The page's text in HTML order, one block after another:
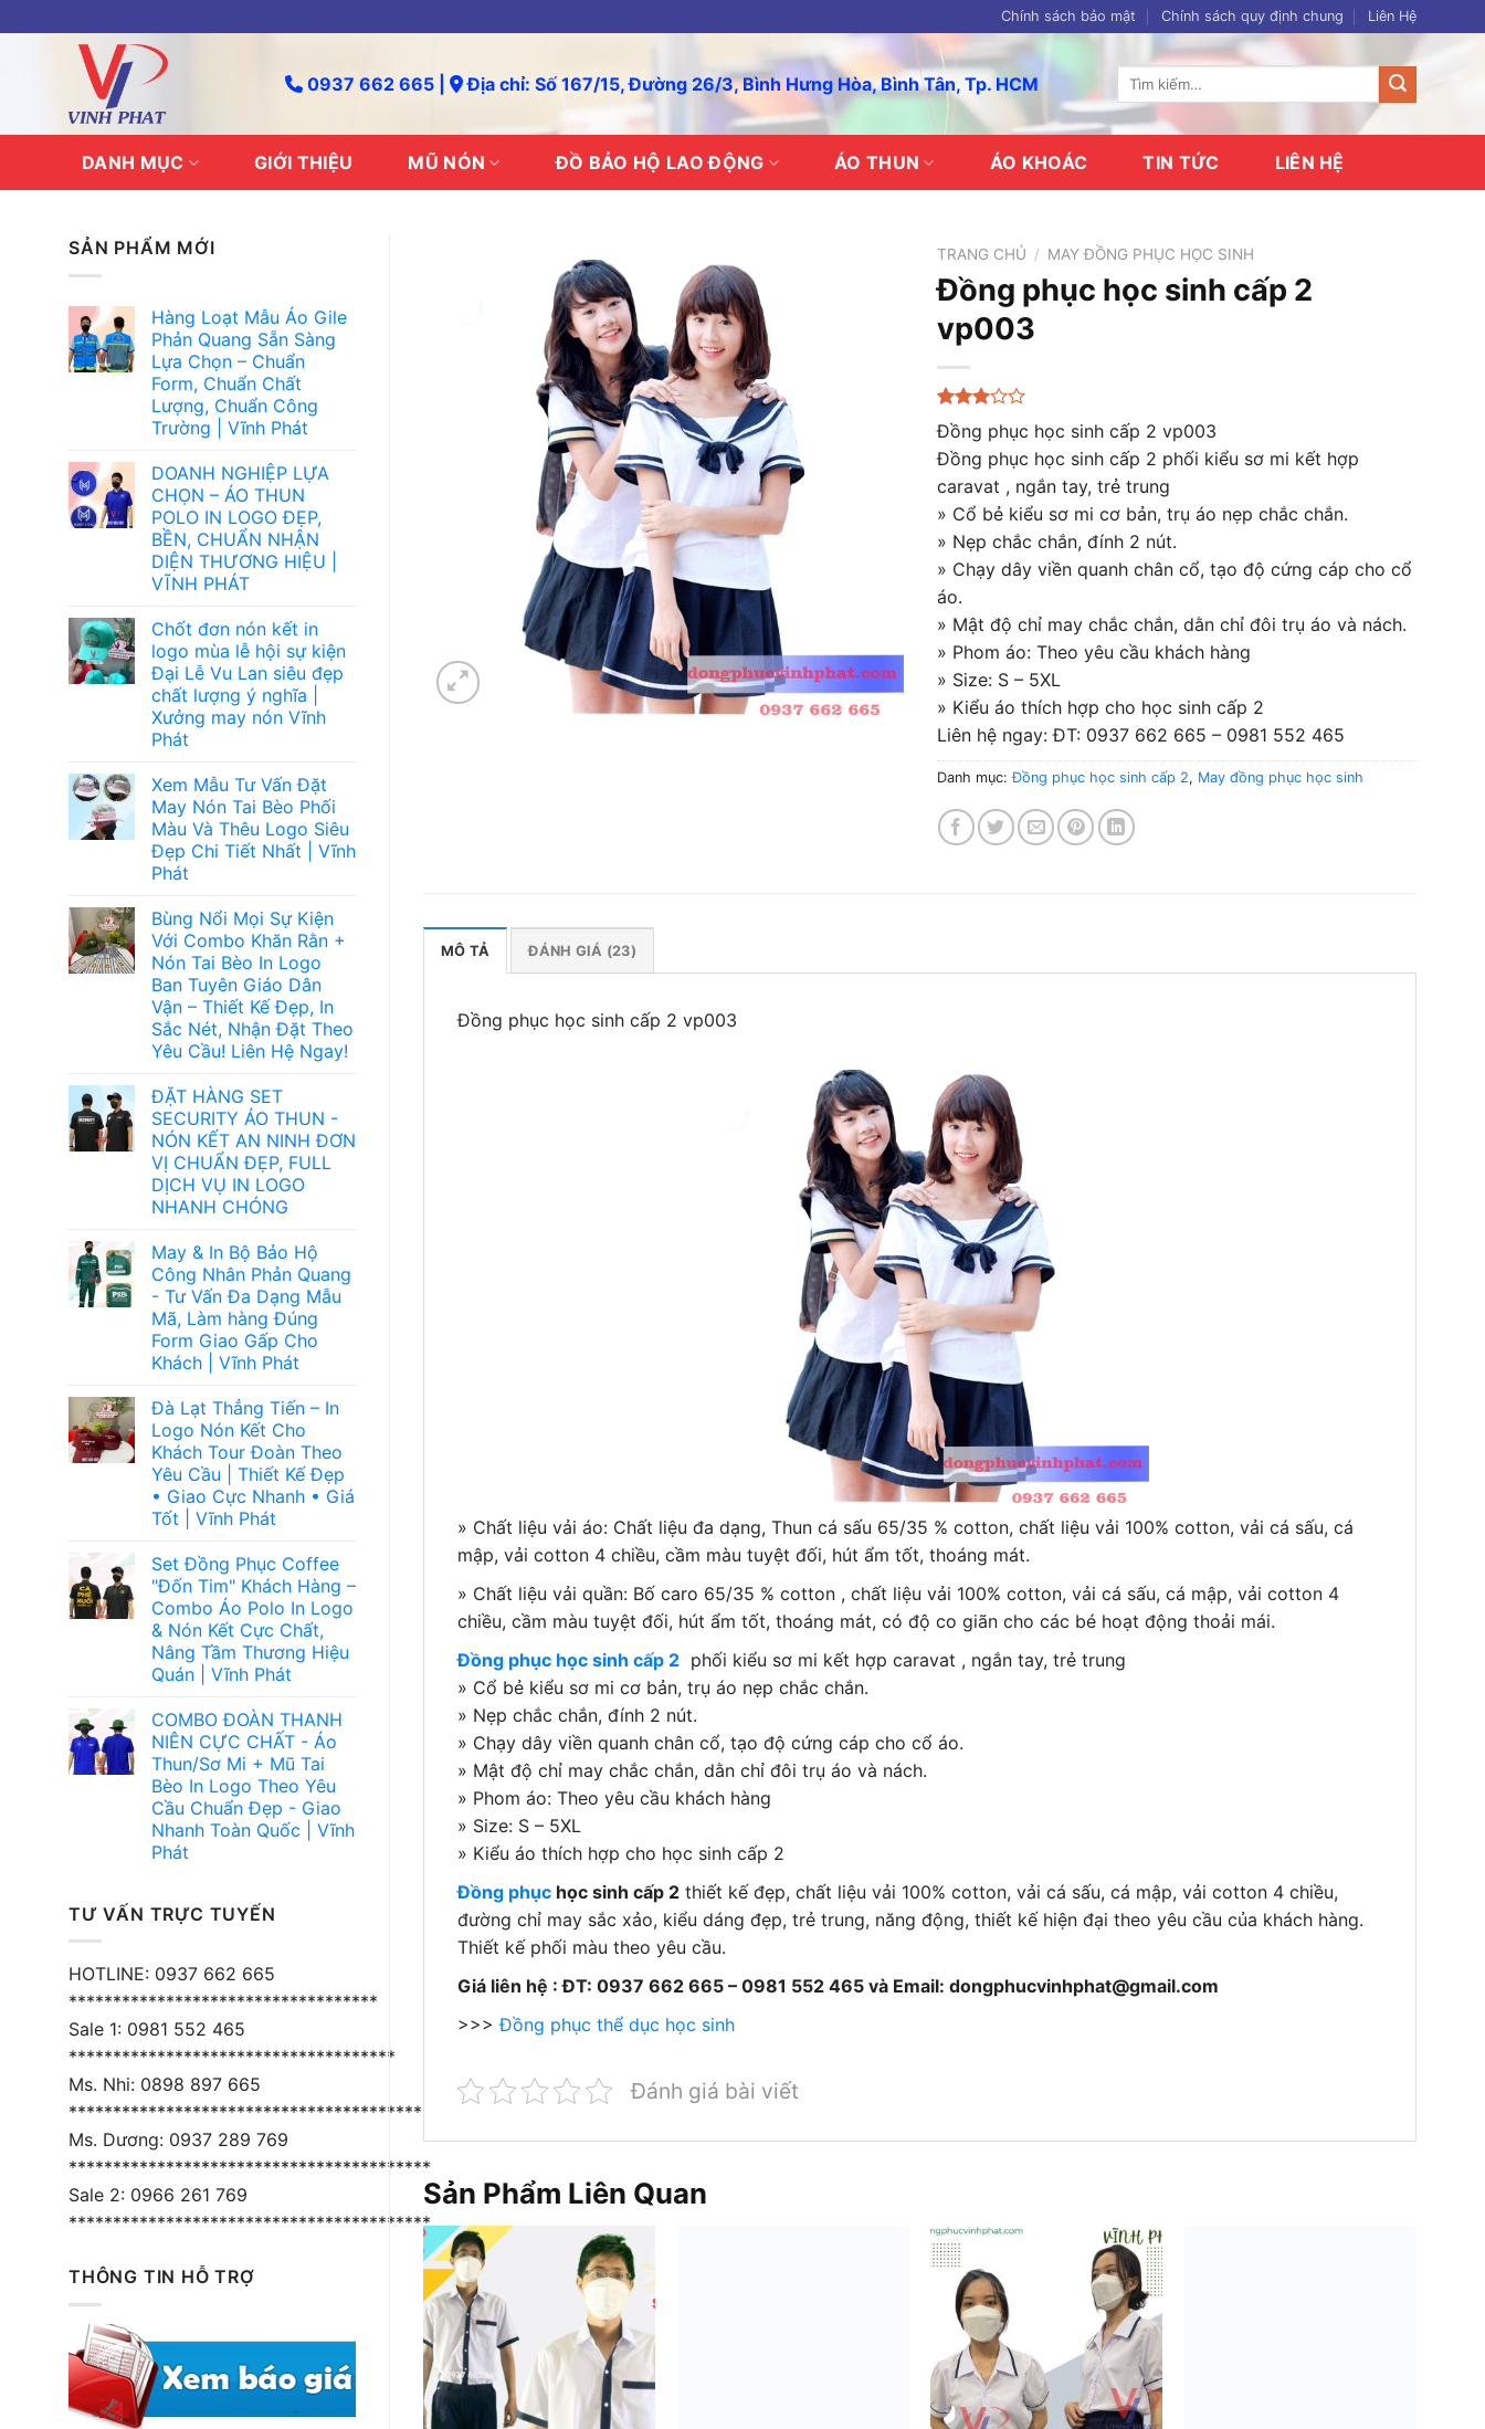
to
Chính sách bảo mật Chính sách quy định chung Liên Hệ
0937 662 665 | Địa chỉ: Số 167/15, Đường 26/3, Bình Hưng Hòa, Bình Tân, Tp. HCM
Tìm
DANH MỤC GIỚI THIỆU MŨ NÓN ĐỒ BẢO HỘ LAO ĐỘNG ÁO THUN ÁO KHOÁC TIN TỨC LIÊN HỆ
SẢN PHẨM MỚI
Hàng Loạt Mẫu Áo Gile
Phản Quang Sẵn Sàng
Lựa Chọn – Chuẩn
Form, Chuẩn Chất
Lượng, Chuẩn Công
Trường | Vĩnh Phát
DOANH NGHIỆP LỰA
CHỌN – ÁO THUN
POLO IN LOGO ĐẸP,
BỀN, CHUẨN NHẬN
DIỆN THƯƠNG HIỆU |
VĨNH PHÁT
Chốt đơn nón kết in
logo mùa lễ hội sự kiện
Đại Lễ Vu Lan siêu đẹp
chất lượng ý nghĩa |
Xưởng may nón Vĩnh
Phát
Xem Mẫu Tư Vấn Đặt
May Nón Tai Bèo Phối
Màu Và Thêu Logo Siêu
Đẹp Chi Tiết Nhất | Vĩnh
Phát
Bùng Nổi Mọi Sự Kiện
Với Combo Khăn Rằn +
Nón Tai Bèo In Logo
Ban Tuyên Giáo Dân
Vận – Thiết Kế Đẹp, In
Sắc Nét, Nhận Đặt Theo
Yêu Cầu! Liên Hệ Ngay!
ĐẶT HÀNG SET
SECURITY ÁO THUN -
NÓN KẾT AN NINH ĐƠN
VỊ CHUẨN ĐẸP, FULL
DỊCH VỤ IN LOGO
NHANH CHÓNG
May & In Bộ Bảo Hộ
Công Nhân Phản Quang
- Tư Vấn Đa Dạng Mẫu
Mã, Làm hàng Đúng
Form Giao Gấp Cho
Khách | Vĩnh Phát
Đà Lạt Thẳng Tiến – In
Logo Nón Kết Cho
Khách Tour Đoàn Theo
Yêu Cầu | Thiết Kế Đẹp
• Giao Cực Nhanh • Giá
Tốt | Vĩnh Phát
Set Đồng Phục Coffee
"Đốn Tim" Khách Hàng –
Combo Áo Polo In Logo
& Nón Kết Cực Chất,
Nâng Tầm Thương Hiệu
Quán | Vĩnh Phát
COMBO ĐOÀN THANH
NIÊN CỰC CHẤT - Áo
Thun/Sơ Mi + Mũ Tai
Bèo In Logo Theo Yêu
Cầu Chuẩn Đẹp - Giao
Nhanh Toàn Quốc | Vĩnh
Phát
TƯ VẤN TRỰC TUYẾN
HOTLINE: 0937 662 665
***********************************
Sale 1: 0981 552 465
*************************************
Ms. Nhi: 0898 897 665
****************************************
Ms. Dương: 0937 289 769
*****************************************
Sale 2: 0966 261 769
*****************************************
THÔNG TIN HỖ TRỢ
TRANG CHỦ / MAY ĐỒNG PHỤC HỌC SINH
Đồng phục học sinh cấp 2
vp003
2.91
trên 5
dựa
23
đánh
giá
Đồng phục học sinh cấp 2 vp003
Đồng phục học sinh cấp 2 phối kiểu sơ mi kết hợp
caravat , ngắn tay, trẻ trung
» Cổ bẻ kiểu sơ mi cơ bản, trụ áo nẹp chắc chắn.
» Nẹp chắc chắn, đính 2 nút.
» Chạy dây viền quanh chân cổ, tạo độ cứng cáp cho cổ
áo.
» Mật độ chỉ may chắc chắn, dằn chỉ đôi trụ áo và nách.
» Phom áo: Theo yêu cầu khách hàng
» Size: S – 5XL
» Kiểu áo thích hợp cho học sinh cấp 2
Liên hệ ngay: ĐT: 0937 662 665 – 0981 552 465
Danh mục:Đồng phục học sinh cấp 2, May đồng phục học sinh
MÔ TẢ ĐÁNH GIÁ (23)
Đồng phục học sinh cấp 2 vp003
» Chất liệu vải áo: Chất liệu đa dạng, Thun cá sấu 65/35 % cotton, chất liệu vải 100% cotton, vải cá sấu, cá
mập, vải cotton 4 chiều, cầm màu tuyệt đối, hút ẩm tốt, thoáng mát.
» Chất liệu vải quần: Bố caro 65/35 % cotton , chất liệu vải 100% cotton, vải cá sấu, cá mập, vải cotton 4
chiều, cầm màu tuyệt đối, hút ẩm tốt, thoáng mát, có độ co giãn cho các bé hoạt động thoải mái.
Đồng phục học sinh cấp 2 phối kiểu sơ mi kết hợp caravat , ngắn tay, trẻ trung
» Cổ bẻ kiểu sơ mi cơ bản, trụ áo nẹp chắc chắn.
» Nẹp chắc chắn, đính 2 nút.
» Chạy dây viền quanh chân cổ, tạo độ cứng cáp cho cổ áo.
» Mật độ chỉ may chắc chắn, dằn chỉ đôi trụ áo và nách.
» Phom áo: Theo yêu cầu khách hàng
» Size: S – 5XL
» Kiểu áo thích hợp cho học sinh cấp 2
Đồng phục học sinh cấp 2 thiết kế đẹp, chất liệu vải 100% cotton, vải cá sấu, cá mập, vải cotton 4 chiều,
đường chỉ may sắc xảo, kiểu dáng đẹp, trẻ trung, năng động, thiết kế hiện đại theo yêu cầu của khách hàng.
Thiết kế phối màu theo yêu cầu.
Giá liên hệ : ĐT: 0937 662 665 – 0981 552 465 và Email: dongphucvinhphat@gmail.com
>>>Đồng phục thể dục học sinh
Đánh giá bài viết
Sản Phẩm Liên Quan